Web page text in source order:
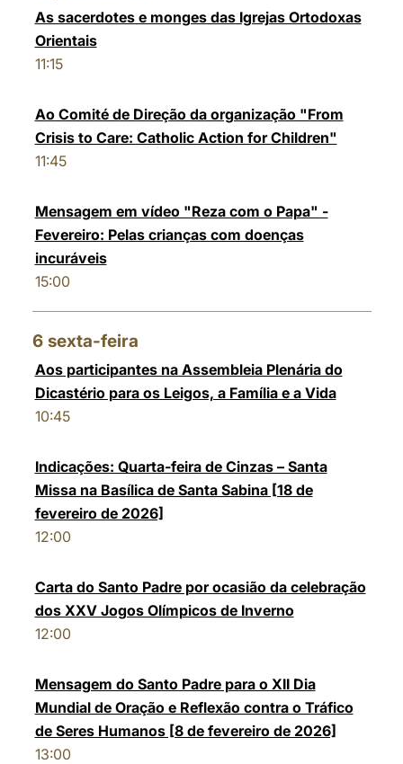
As sacerdotes e monges das Igrejas Ortodoxas
Orientais
11:15
Ao Comité de Direção da organização "From
Crisis to Care: Catholic Action for Children"
11:45
Mensagem em vídeo "Reza com o Papa" -
Fevereiro: Pelas crianças com doenças
incuráveis
15:00
6 sexta-feira
Aos participantes na Assembleia Plenária do
Dicastério para os Leigos, a Família e a Vida
10:45
Indicações: Quarta-feira de Cinzas – Santa
Missa na Basílica de Santa Sabina [18 de
fevereiro de 2026]
12:00
Carta do Santo Padre por ocasião da celebração
dos XXV Jogos Olímpicos de Inverno
12:00
Mensagem do Santo Padre para o XII Dia
Mundial de Oração e Reflexão contra o Tráfico
de Seres Humanos [8 de fevereiro de 2026]
13:00